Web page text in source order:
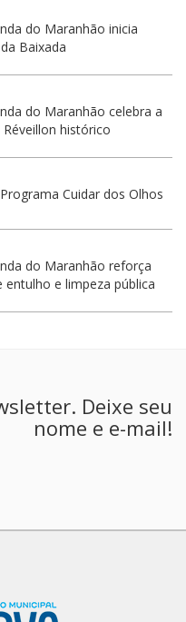
do Maranhão inicia
Baixada
do Maranhão celebra a
histórico
Cuidar dos Olhos
do Maranhão reforça
e limpeza pública
Deixe seu
nome e e-mail!